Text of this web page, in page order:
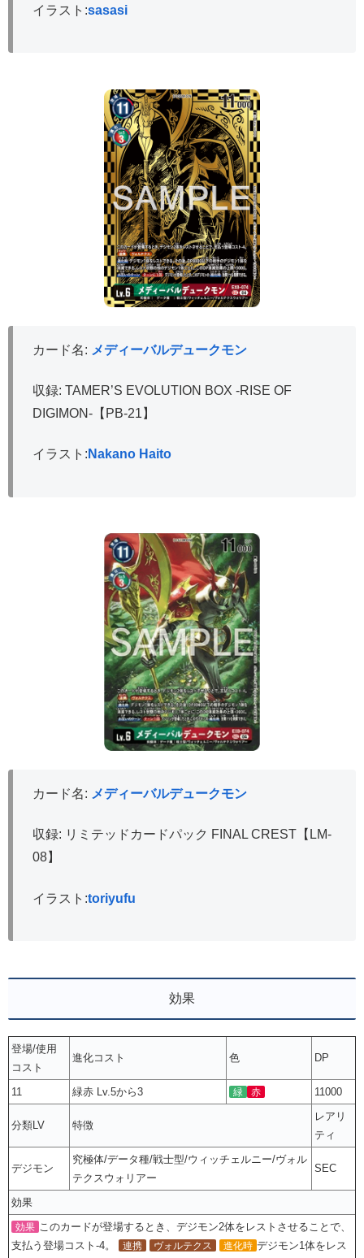
イラスト:sasasi
カード名: メディーバルデュークモン
収録: TAMER’S EVOLUTION BOX -RISE OF
DIGIMON-【PB-21】
イラスト: Nakano Haito
カード名: メディーバルデュークモン
収録: リミテッドカードパック FINAL CREST【LM-
08】
イラスト:toriyufu
効果
登場/使用
コスト
進化コスト 色 DP
11 緑赤 Lv.5から3 緑 赤 11000
分類LV 特徴
レアリ
ティ
デジモン
究極体/データ種/戦士型/ウィッチェルニー/ヴォル
テクスウォリアー
SEC
効果
効果 このカードが登場するとき、デジモン2体をレストさせることで、
支払う登場コスト-4。
連携 ヴォルテクス 進化時 デジモン1体をレス